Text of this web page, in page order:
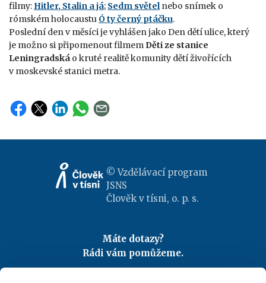
filmy: Hitler, Stalin a já; Sedm světel nebo snímek o
rómském holocaustu Ó ty černý ptáčku.
Poslední den v měsíci je vyhlášen jako Den dětí ulice, který
je možno si připomenout filmem Děti ze stanice
Leningradská o kruté realitě komunity dětí živořících
v moskevské stanici metra.
© Vzdělávací program
JSNS
Člověk v tísni, o. p. s.
Máte dotazy?
Rádi vám pomůžeme.